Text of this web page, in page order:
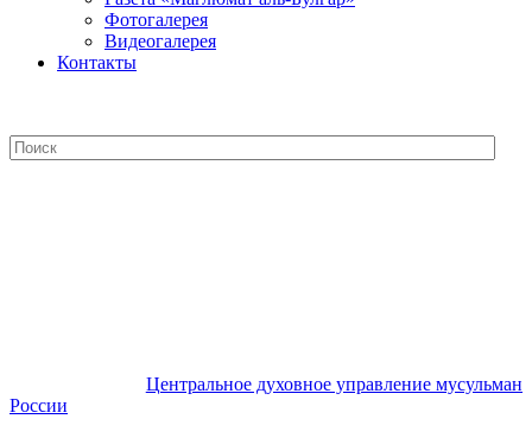
Фотогалерея
Видеогалерея
Контакты
Центральное духовное управление мусульман
России